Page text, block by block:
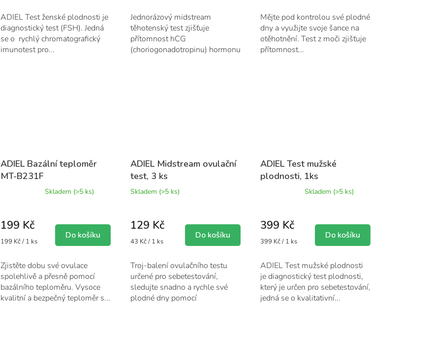
ADIEL Test ženské plodnosti je
diagnostický test (FSH). Jedná
se o rychlý chromatografický
imunotest pro...
Jednorázový midstream
těhotenský test zjišťuje
přítomnost hCG
(choriogonadotropinu) hormonu
Mějte pod kontrolou své plodné
dny a využijte svoje šance na
otěhotnění. Test z moči zjišťuje
přítomnost...
ADIEL Bazální teploměr
MT-B231F
5,0
5
Skladem (>5 ks)
199 Kč
Měrná
199 Kč / 1 ks
Do košíku
Zjistěte dobu své ovulace
spolehlivě a přesně pomocí
bazálního teploměru. Vysoce
kvalitní a bezpečný teploměr s...
ADIEL Midstream ovulační
test, 3 ks
Skladem (>5 ks)
129 Kč
Měrná
43 Kč / 1 ks
Do košíku
Troj-balení ovulačního testu
určené pro sebetestování,
sledujte snadno a rychle své
plodné dny pomocí
ADIEL Test mužské
plodnosti, 1ks
5,0
5
Skladem (>5 ks)
399 Kč
Měrná
399 Kč / 1 ks
Do košíku
ADIEL Test mužské plodnosti
je diagnostický test plodnosti,
který je určen pro sebetestování,
jedná se o kvalitativní...